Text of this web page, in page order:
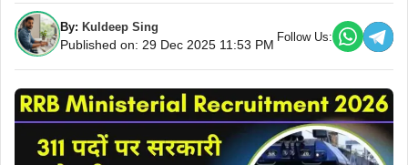
By: Kuldeep Sing
Published on: 29 Dec 2025 11:53 PM
Follow Us: